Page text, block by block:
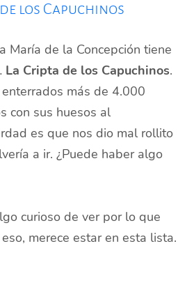
los Capuchinos
María de la Concepción tiene
La Cripta de los Capuchinos.
más de 4.000
con sus huesos al
es que nos dio mal rollito
a ir. ¿Puede haber algo
curioso de ver por lo que
merece estar en esta lista.